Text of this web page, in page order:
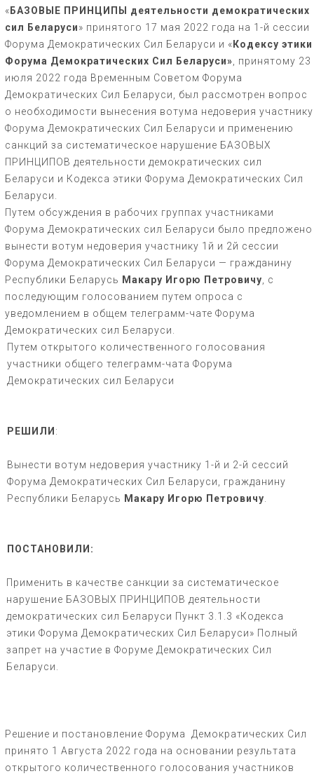
«БАЗОВЫЕ ПРИНЦИПЫ деятельности демократических
сил Беларуси» принятого 17 мая 2022 года на 1-й сессии
Форума Демократических Сил Беларуси и «Кодексу этики
Форума Демократических Сил Беларуси» , принятому 23
июля 2022 года Временным Советом Форума
Демократических Сил Беларуси, был рассмотрен вопрос
о необходимости вынесения вотума недоверия участнику
Форума Демократических Сил Беларуси и применению
санкций за систематическое нарушение БАЗОВЫХ
ПРИНЦИПОВ деятельности демократических сил
Беларуси и Кодекса этики Форума Демократических Сил
Беларуси.
Путем обсуждения в рабочих группах участниками
Форума Демократических сил Беларуси было предложено
вынести вотум недоверия участнику 1й и 2й сессии
Форума Демократических Сил Беларуси — гражданину
Республики Беларусь Макару Игорю Петровичу , с
последующим голосованием путем опроса с
уведомлением в общем телеграмм-чате Форума
Демократических сил Беларуси.
Путем открытого количественного голосования
участники общего телеграмм-чата Форума
Демократических сил Беларуси
РЕШИЛИ:
Вынести вотум недоверия участнику 1-й и 2-й сессий
Форума Демократических Сил Беларуси, гражданину
Республики Беларусь Макару Игорю Петровичу
ПОСТАНОВИЛИ:
Применить в качестве санкции за систематическое
нарушение БАЗОВЫХ ПРИНЦИПОВ деятельности
демократических сил Беларуси Пункт 3.1.3 «Кодекса
этики Форума Демократических Сил Беларуси» Полный
запрет на участие в Форуме Демократических Сил
Беларуси.
Решение и постановление Форума Демократических Сил
принято 1 Августа 2022 года на основании результата
открытого количественного голосования участников